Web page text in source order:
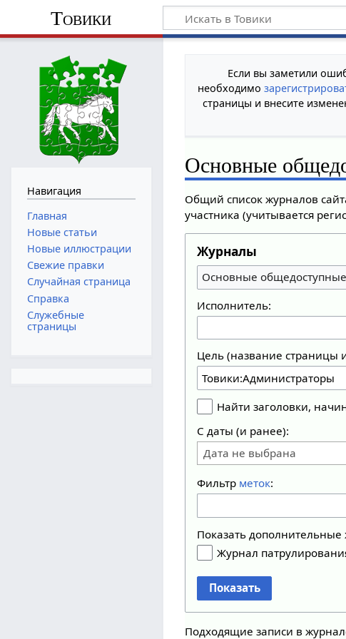
Товики
Если вы заметили
необходимо
страницы и внесите
Основные
Общий список журналов
участника (учитывается
Журналы
Основные
Исполнитель:
Цель (название страницы
Найти заголовки,
С даты (и ранее):
Дата не выбрана
Фильтр меток:
Показать
Журнал
Показать
Подходящие записи в
Навигация
Главная
Новые статьи
Новые иллюстрации
Свежие правки
Случайная страница
Справка
Служебные
страницы